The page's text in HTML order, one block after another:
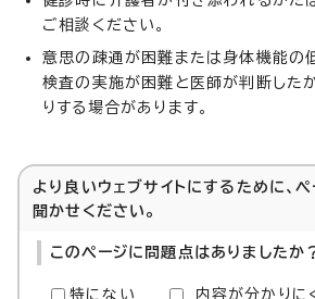
ご相談ください。
意思の疎通が困難または身体機能の
検査の実施が困難と医師が判断した
りする場合があります。
より良いウェブサイトにするために、
聞かせください。
このページに問題点はありましたか
特にない 内容が分かりに